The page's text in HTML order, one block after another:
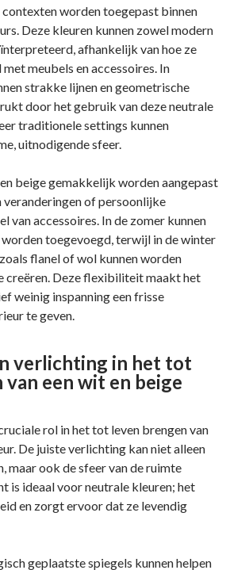
worden toegepast binnen
Deze kleuren kunnen zowel modern
afhankelijk van hoe ze
meubels en accessoires. In
strakke lijnen en geometrische
door het gebruik van deze neutrale
traditionele settings kunnen
uitnodigende sfeer.
beige gemakkelijk worden aangepast
veranderingen of persoonlijke
van accessoires. In de zomer kunnen
toegevoegd, terwijl in de winter
flanel of wol kunnen worden
creëren. Deze flexibiliteit maakt het
weinig inspanning een frisse
te geven.
verlichting in het tot
een wit en beige
rol in het tot leven brengen van
De juiste verlichting kan niet alleen
maar ook de sfeer van de ruimte
is ideaal voor neutrale kleuren; het
en zorgt ervoor dat ze levendig
geplaatste spiegels kunnen helpen